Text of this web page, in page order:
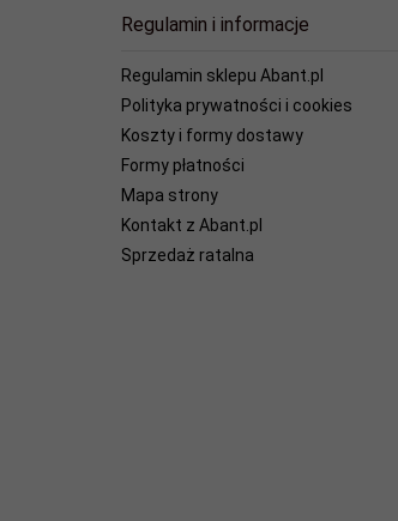
Regulamin i informacje
Regulamin sklepu Abant.pl
Polityka prywatności i cookies
Koszty i formy dostawy
Formy płatności
Mapa strony
Kontakt z Abant.pl
Sprzedaż ratalna